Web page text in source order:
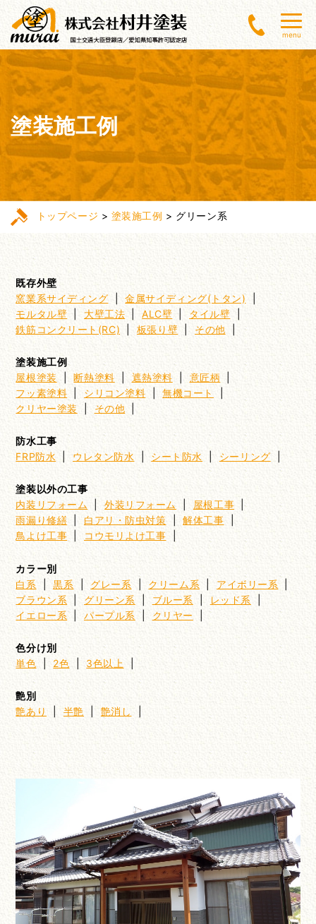
menu
塗装施工例
トップページ > 塗装施工例 > グリーン系
既存外壁
窯業系サイディング|金属サイディング(トタン)|
モルタル壁
大壁工法 |ALC壁 タイル壁
鉄筋コンクリート(RC)
板張り壁 その他
塗装施工例
屋根塗装 |断熱塗料 遮熱塗料 意匠柄
フッ素塗料
シリコン塗料 |無機コート
クリヤー塗装
その他
防水工事
FRP防水
ウレタン防水 シート防水 シーリング|
塗装以外の工事
内装リフォーム |外装リフォーム 屋根工事 |
雨漏り修繕
白アリ・防虫対策 |解体工事
鳥よけ工事
コウモリよけ工事
カラー別
白系 |黒系 グレー系 クリーム系 アイボリー系
ブラウン系
グリーン系 ブルー系 レッド系
イエロー系|パープル系 | クリヤー |
色分け別
単色
2色 3色以上
艶別
艶あり
半艶 艶消し